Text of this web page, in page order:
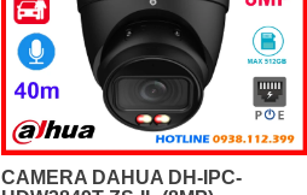
nhớ 256GB lưu trữ lâu dài, hỗ trợ POE
tiện lợi và mức giá phải chăng
CAMERA DAHUA DH-IPC-